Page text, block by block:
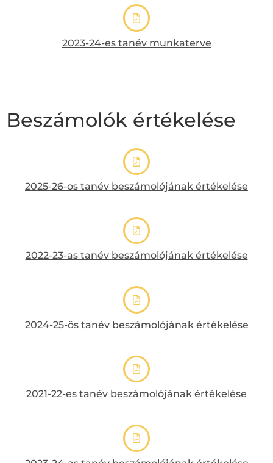
2023-24-es tanév munkaterve
Beszámolók értékelése
2025-26-os tanév beszámolójának értékelése
2022-23-as tanév beszámolójának értékelése
2024-25-ös tanév beszámolójának értékelése
2021-22-es tanév beszámolójának értékelése